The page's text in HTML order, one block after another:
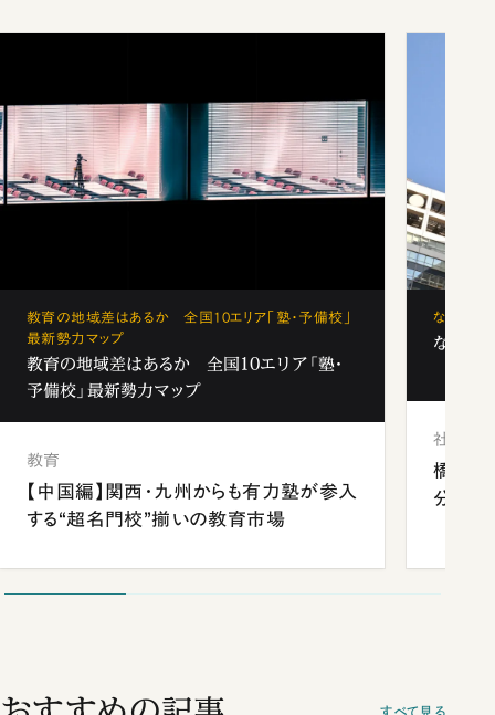
教育の地域差はあるか 全国10エリア「塾・予備校」
最新勢力マップ
教育の地域差はあるか 全国10エリア「塾・
予備校」最新勢力マップ
教育
【中国編】関西・九州からも有力塾が参入
する“超名門校”揃いの教育市場
なぜ「フ
なぜ「
社会
橋本愛
分 佐
すべて見る